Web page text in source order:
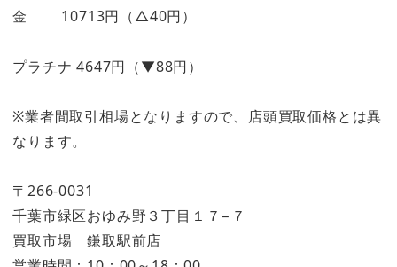
金 10713円（△40円）
プラチナ 4647円（▼88円）
※業者間取引相場となりますので、店頭買取価格とは異
なります。
〒266-0031
千葉市緑区おゆみ野３丁目１７−７
買取市場 鎌取駅前店